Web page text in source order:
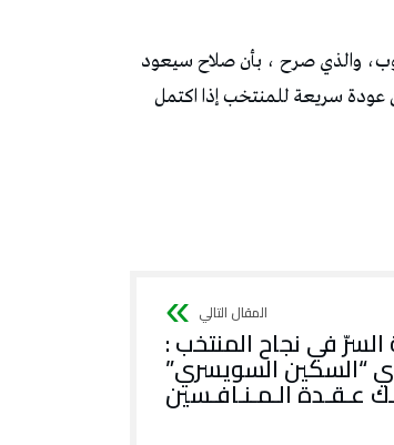
والذي صرح ، بأن صلاح سيعود
عودة سريعة للمنتخب إذا اكتمل
في نجاح المنتخب :
“السكين السويسري”
عـقـدة الـمـنـافـسين